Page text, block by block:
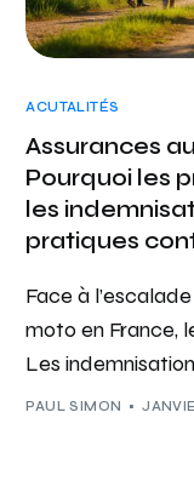
ACUTALITÉS
Assurances
Pourquoi les
les
pratiques
Face à
moto en France,
Les
PAUL SIMON